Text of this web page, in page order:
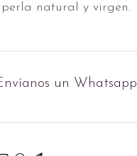
natural y virgen.
un Whatsapp